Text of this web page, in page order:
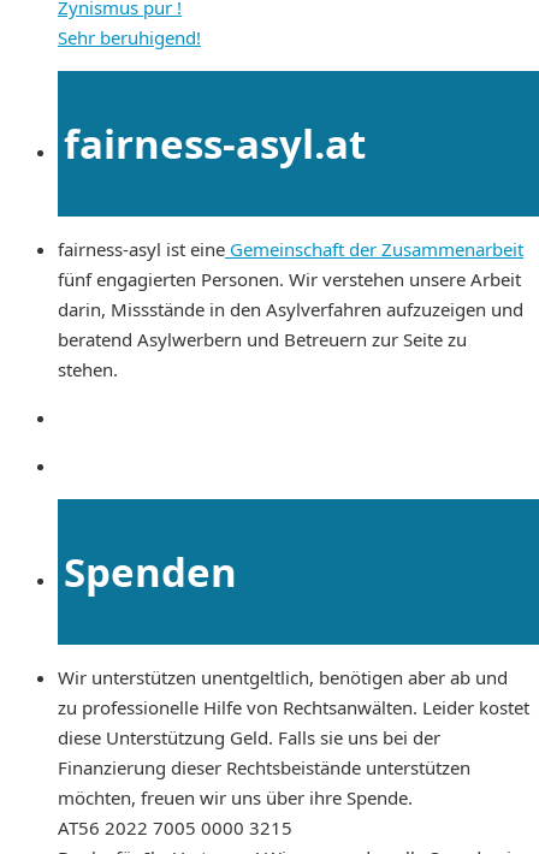
Zynismus pur !
Sehr beruhigend!
fairness-asyl.at
fairness-asyl ist eine Gemeinschaft der Zusammenarbeit
fünf engagierten Personen. Wir verstehen unsere Arbeit
darin, Missstände in den Asylverfahren aufzuzeigen und
beratend Asylwerbern und Betreuern zur Seite zu
stehen.
Spenden
Wir unterstützen unentgeltlich, benötigen aber ab und
zu professionelle Hilfe von Rechtsanwälten. Leider kostet
diese Unterstützung Geld. Falls sie uns bei der
Finanzierung dieser Rechtsbeistände unterstützen
möchten, freuen wir uns über ihre Spende.
AT56 2022 7005 0000 3215